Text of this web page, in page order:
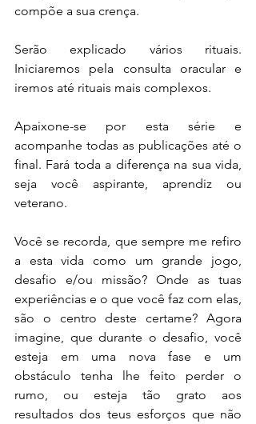
compõe a sua crença.
Serão explicado vários rituais.
Iniciaremos pela consulta oracular e
iremos até rituais mais complexos.
Apaixone-se por esta série e
acompanhe todas as publicações até o
final. Fará toda a diferença na sua vida,
seja você aspirante, aprendiz ou
veterano.
Você se recorda, que sempre me refiro
a esta vida como um grande jogo,
desafio e/ou missão? Onde as tuas
experiências e o que você faz com elas,
são o centro deste certame? Agora
imagine, que durante o desafio, você
esteja em uma nova fase e um
obstáculo tenha lhe feito perder o
rumo, ou esteja tão grato aos
resultados dos teus esforços que não